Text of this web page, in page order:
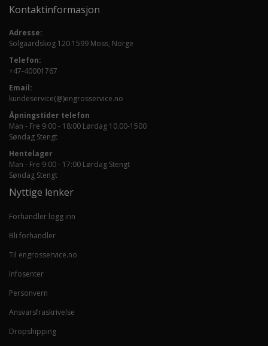
Kontaktinformasjon
Adresse:
Solgaardskog 120 1599 Moss, Norge
Telefon:
+47-40001767
Email:
kundeservice(@)engrosservice.no
Åpningstider telefon
Man - Fre 9:00 - 18:00 Lørdag 10.00-1500
Søndag Stengt
Hentelager
Man - Fre 9:00 - 17:00 Lørdag Stengt
Søndag Stengt
Nyttige lenker
Forhandler logg inn
Bli forhandler
Til engrosservice.no
Infosenter
Personvern
Ansvarsfraskrivelse
Dropshipping